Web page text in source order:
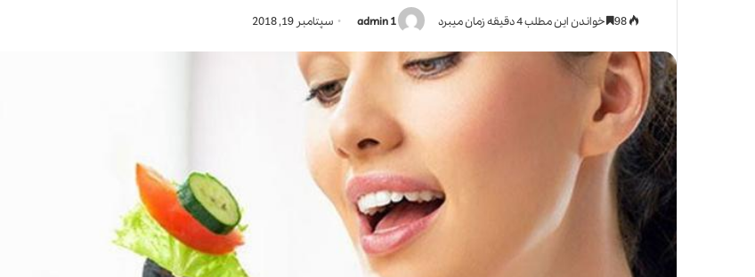
admin 1 سپتامبر 19, 2018 خواندن این مطلب 4 دقیقه زمان میبرد